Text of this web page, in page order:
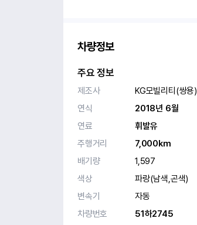
차량정보
주요 정보
제조사
KG모빌리티(쌍용)
연식
2018년 6월
연료
휘발유
주행거리
7,000km
배기량
1,597
색상
파랑(남색,곤색)
변속기
자동
차량번호
51하2745